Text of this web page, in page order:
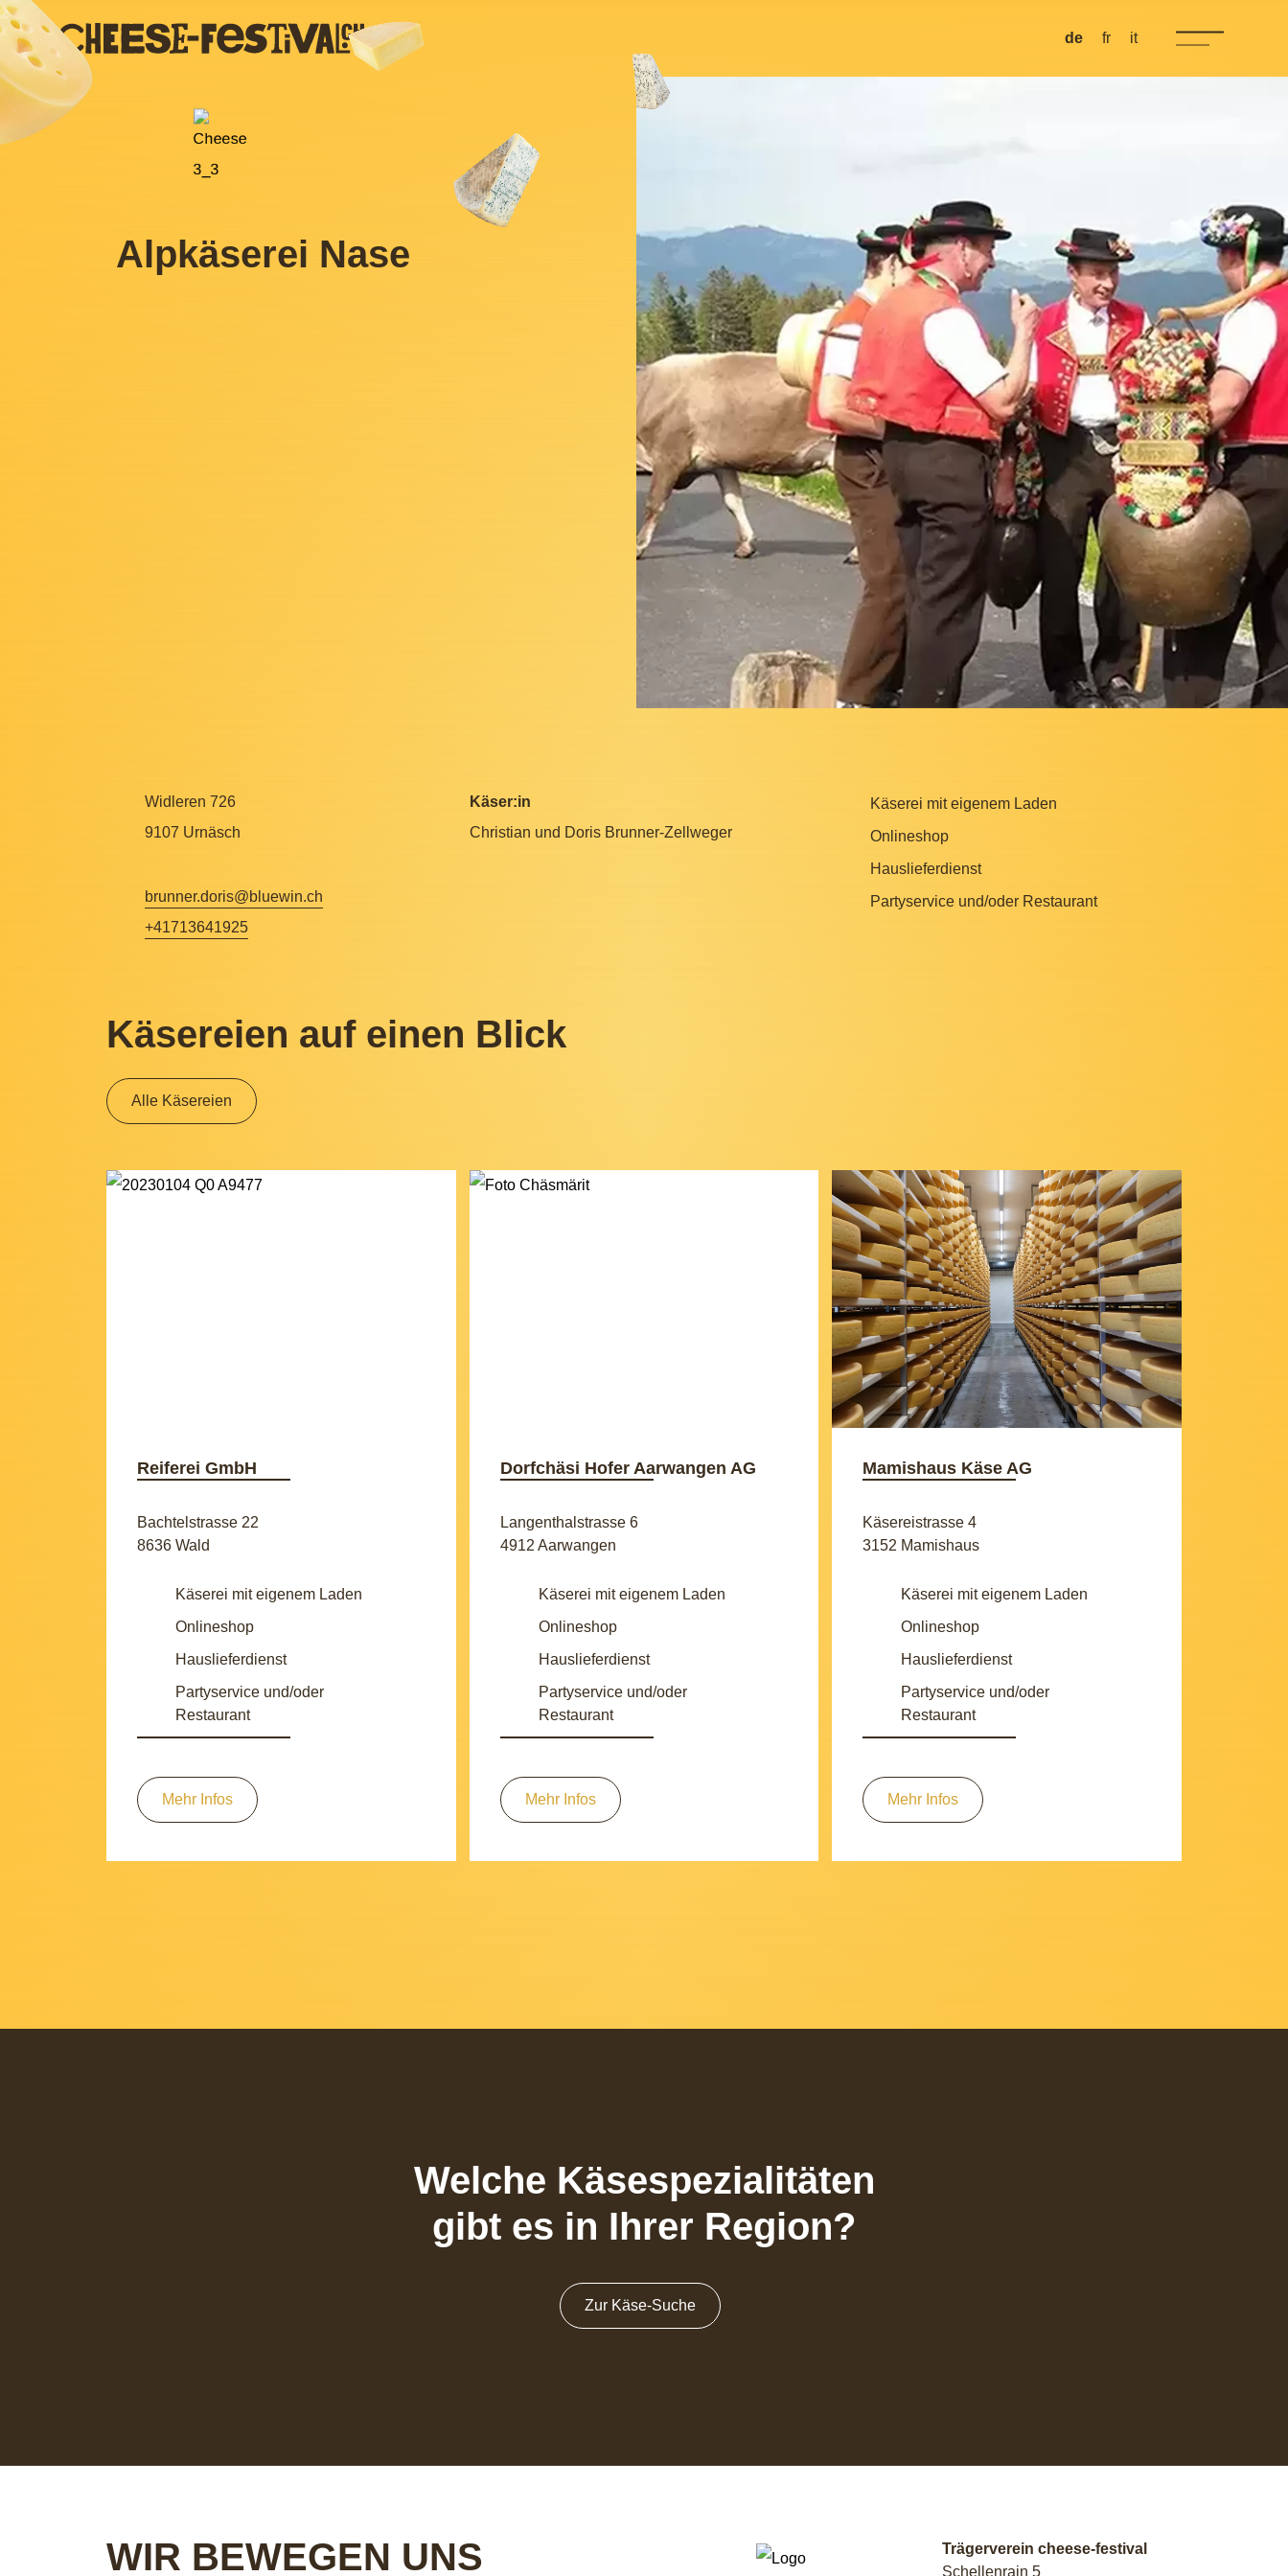
de fr it
Alpkäserei Nase
Widleren 726
9107 Urnäsch
brunner.doris@bluewin.ch
+41713641925
Käser:in
Christian und Doris Brunner-Zellweger
Käserei mit eigenem Laden
Onlineshop
Hauslieferdienst
Partyservice und/oder Restaurant
Käsereien auf einen Blick
Alle Käsereien
Reiferei GmbH
Bachtelstrasse 22
8636 Wald
Käserei mit eigenem Laden
Onlineshop
Hauslieferdienst
Partyservice und/oder
Restaurant
Mehr Infos
Dorfchäsi Hofer Aarwangen AG
Langenthalstrasse 6
4912 Aarwangen
Käserei mit eigenem Laden
Onlineshop
Hauslieferdienst
Partyservice und/oder
Restaurant
Mehr Infos
Mamishaus Käse AG
Käsereistrasse 4
3152 Mamishaus
Käserei mit eigenem Laden
Onlineshop
Hauslieferdienst
Partyservice und/oder
Restaurant
Mehr Infos
Welche Käsespezialitäten
gibt es in Ihrer Region?
Zur Käse-Suche
WIR BEWEGEN UNS
Trägerverein cheese-festival
Schellenrain 5